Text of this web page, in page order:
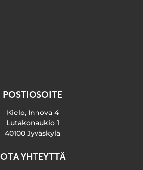
POSTIOSOITE
Kielo, Innova 4
Lutakonaukio 1
40100 Jyväskylä
OTA YHTEYTTÄ